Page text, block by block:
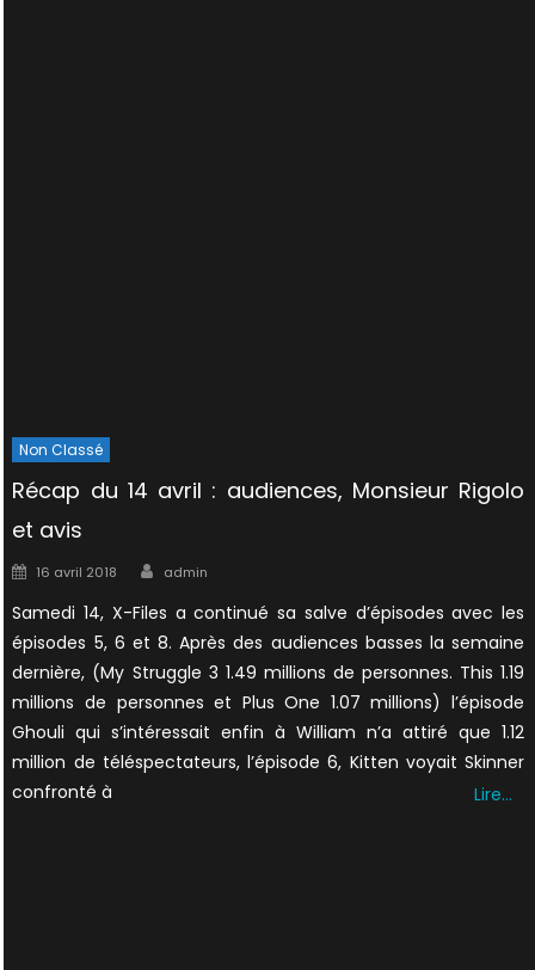
Non Classé
Récap du 14 avril : audiences, Monsieur Rigolo
et avis
Posted
16 avril 2018 Author
admin
Samedi 14, X-Files a continué sa salve d’épisodes avec les
épisodes 5, 6 et 8. Après des audiences basses la semaine
dernière, (My Struggle 3 1.49 millions de personnes. This 1.19
millions de personnes et Plus One 1.07 millions) l’épisode
Ghouli qui s’intéressait enfin à William n’a attiré que 1.12
million de téléspectateurs, l’épisode 6, Kitten voyait Skinner
confronté à
Lire…